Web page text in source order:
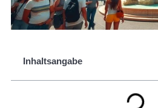
Inhaltsangabe